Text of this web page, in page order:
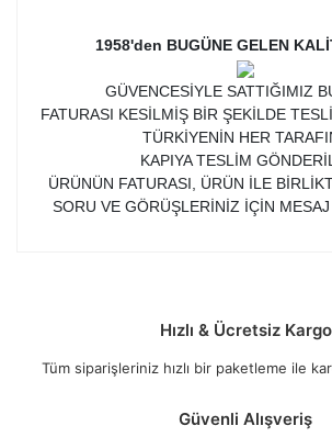
1958'den BUGÜNE GELEN
GÜVENCESİYLE SATTIĞIMIZ
FATURASI KESİLMİŞ BİR ŞEKİLDE
TÜRKİYENİN HER
KAPIYA TESLİM
ÜRÜNÜN FATURASI, ÜRÜN İLE
SORU VE GÖRÜŞLERİNİZ İÇİN
Hızlı & Ücretsiz Kargo
Tüm siparişleriniz hızlı bir paketleme ile
Güvenli Alışveriş